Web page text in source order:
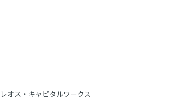
レオス・キャピタルワークス